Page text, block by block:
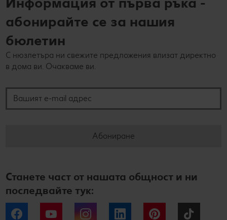
абонирайте се за нашия
бюлетин
С нюзлетъра ни свежите предложения влизат директно
в дома ви. Очакваме ви.
Абониране
Станете част от нашата общност и ни
последвайте тук:
Facebook YouTube Instagram LinkedIn Pinterest